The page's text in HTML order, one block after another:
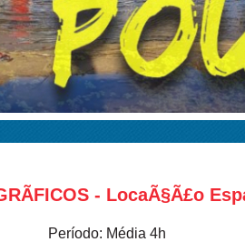
- LocaÃ§Ã£o
Período: Média 4h